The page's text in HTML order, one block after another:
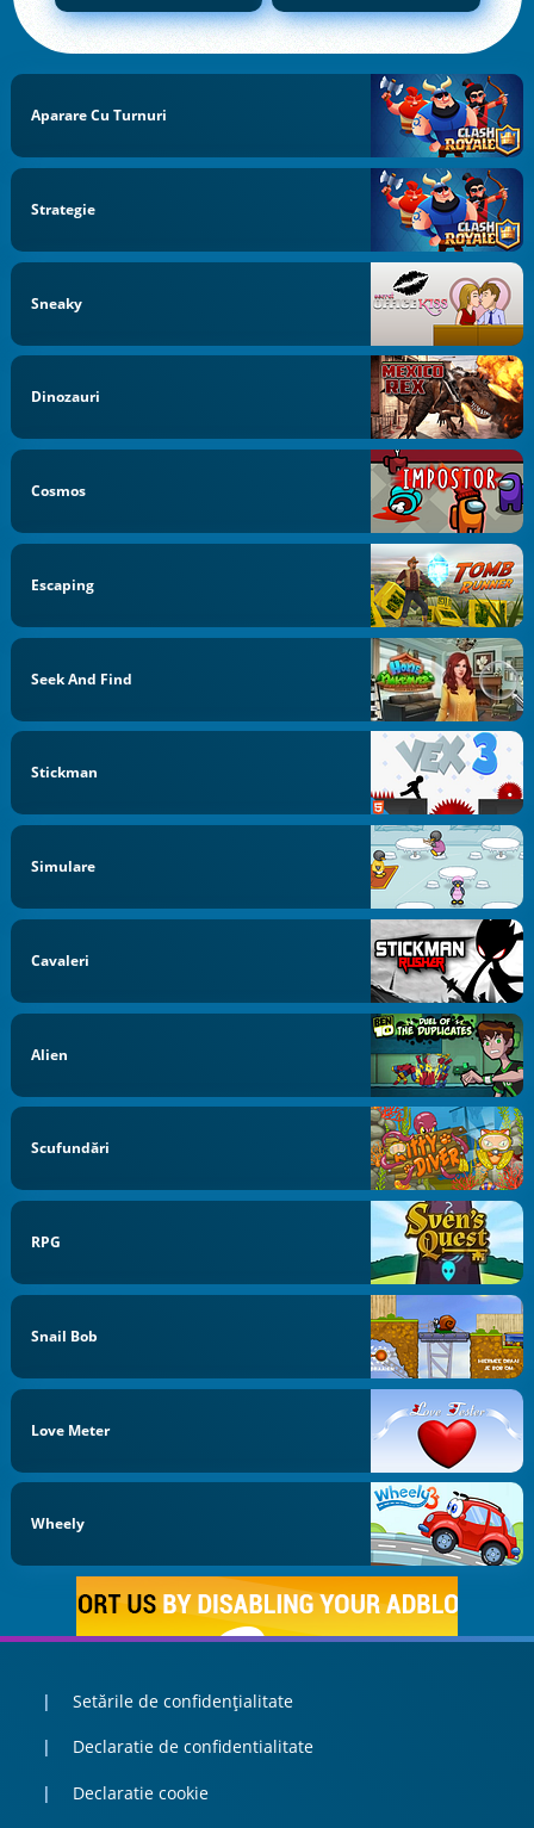
Aparare Cu Turnuri
Strategie
Sneaky
Dinozauri
Cosmos
Escaping
Seek And Find
Stickman
Simulare
Cavaleri
Alien
Scufundări
RPG
Snail Bob
Love Meter
Wheely
Setările de confidențialitate
Declaratie de confidentialitate
Declaratie cookie